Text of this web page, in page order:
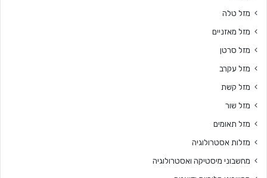
מזל טלה
מזל מאזניים
מזל סרטן
מזל עקרב
מזל קשת
מזל שור
מזל תאומים
מזלות אסטרולוגיה
מחשבוני מיסטיקה ואסטרולוגיה